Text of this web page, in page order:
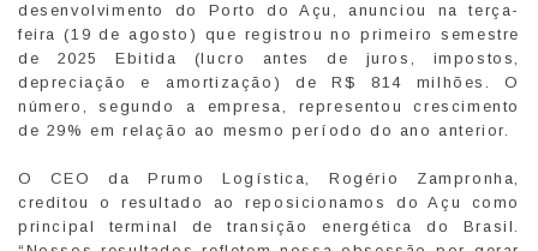
desenvolvimento do Porto do Açu, anunciou na terça-
feira (19 de agosto) que registrou no primeiro semestre
de 2025 Ebitida (lucro antes de juros, impostos,
depreciação e amortização) de R$ 814 milhões. O
número, segundo a empresa, representou crescimento
de 29% em relação ao mesmo período do ano anterior.
O CEO da Prumo Logística, Rogério Zampronha,
creditou o resultado ao reposicionamos do Açu como
principal terminal de transição energética do Brasil.